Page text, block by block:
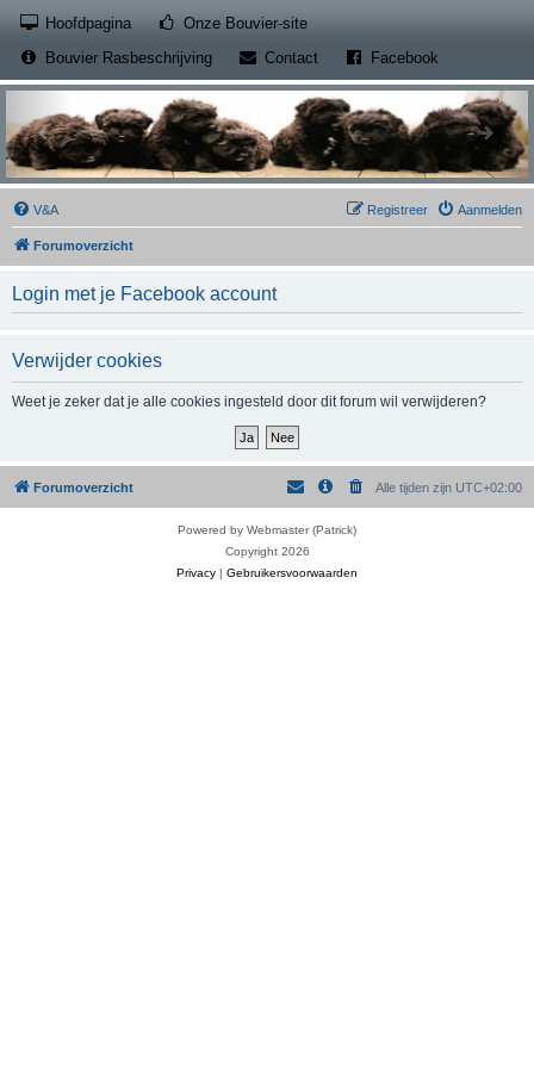
Hoofdpagina Onze Bouvier-site(Opens a new tab)
Bouvier Rasbeschrijving
Contact(Opens a new tab)
Facebook
V&A Aanmelden
Registreer
Forumoverzicht
Login met je Facebook account
Verwijder cookies
Weet je zeker dat je alle cookies ingesteld door dit forum wil verwijderen?
Forumoverzicht Alle tijden zijn UTC+02:00
Powered by Webmaster (Patrick)
Copyright 2026
Privacy | Gebruikersvoorwaarden